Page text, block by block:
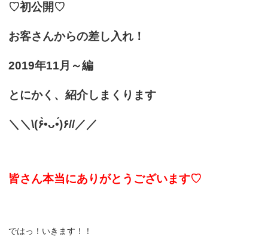
♡初公開♡
お客さんからの差し入れ！
2019年11月～編
とにかく、紹介しまくります
＼＼\(۶•̀ᴗ•́)۶//／／
皆さん本当にありがとうございます♡
ではっ！いきます！！